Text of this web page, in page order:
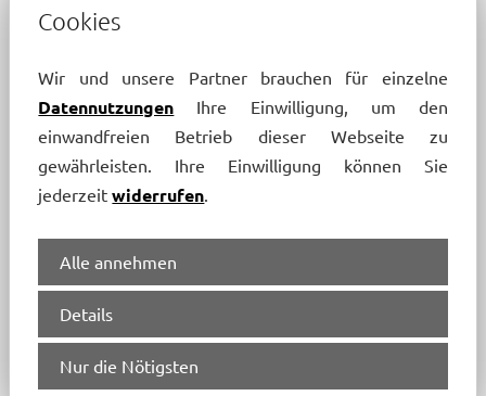
01665 Gruben, 01665 Reppina, 01665
Birkenhain, 01156 Unkersdorf, 01665 Sora,
01665 Lotzen, 01665 Kleinschönberg, 01723
Limbach, 01723 Kesselsdorf, 01737 Braunsdorf,
01665 Lampersdorf, 01156 Steinbach, 01723
Oberhermsdorf, 01156 Roitzsch, 01462
Zöllmen, 01723 Helbigsdorf, 01156 Oberwartha,
01665 Hartha, 01665 Weistropp, 01156
Rennersdorf, 01737 Pohrsdorf, 01665 Pinkowitz,
01737 Fördergersdorf, 01462 Dresden, 01156
Cookies
Wir und unsere Partner brauchen für einzelne
Datennutzungen Ihre Einwilligung, um den
einwandfreien Betrieb dieser Webseite zu
gewährleisten. Ihre Einwilligung können Sie
jederzeitwiderrufen.
Alle annehmen
Details
Nur die Nötigsten